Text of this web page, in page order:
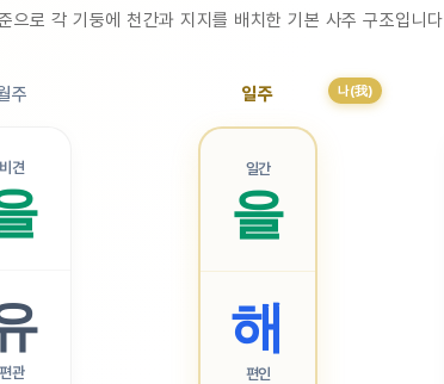
으로 각 기둥에 천간과 지지를 배치한 기본 사주 구조입니다
일주
일간
을
해
편인
나(我)
주
비견
편관